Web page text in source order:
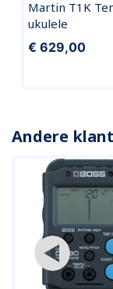
Martin T1K
ukulele
€ 629,00
Andere